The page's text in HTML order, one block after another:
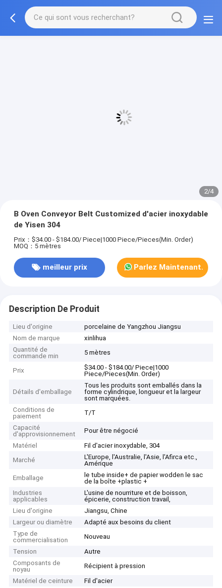
3/4
B Oven Conveyor Belt Customized d'acier inoxydable
de Yisen 304
Prix：$34.00 - $184.00/ Piece|1000 Piece/Pieces(Min. Order)
MOQ：5 mètres
meilleur prix Parlez Maintenant.
Description De Produit
Lieu d'origine
porcelaine de Yangzhou Jiangsu
Nom de marque
xinlihua
Quantité de
commande min
5 mètres
Prix
$34.00 - $184.00/ Piece|1000
Piece/Pieces(Min. Order)
Détails d'emballage
Tous les produits sont emballés dans la
forme cylindrique, longueur et la largeur
sont marquées.
Conditions de
paiement
T/T
Capacité
d'approvisionnement
Pour être négocié
Matériel
Fil d'acier inoxydable, 304
Marché
L'Europe, l'Australie, l'Asie, l'Afirca etc.,
Amérique
Emballage
le tube inside+ de papier wodden le sac
de la boîte +plastic +
Industries
applicables
L'usine de nourriture et de boisson,
épicerie, construction travail,
Lieu d'origine
Jiangsu, Chine
Largeur ou diamètre
Adapté aux besoins du client
Type de
commercialisation
Nouveau
Tension
Autre
Composants de
noyau
Récipient à pression
Matériel de ceinture
Fil d'acier